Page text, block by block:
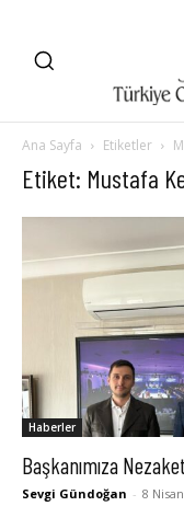
Ana Sayfa Etiketler
Etiket: Mustafa
Haberler
Başkanımıza
Sevgi Gündoğan - 8